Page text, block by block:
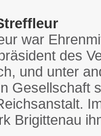
war
des
und unter
Gesellschaft
Brigittenau